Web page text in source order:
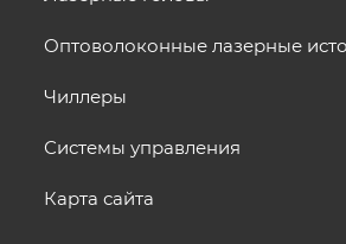
Оптоволоконные лазерные
Чиллеры
Системы управления
Карта сайта